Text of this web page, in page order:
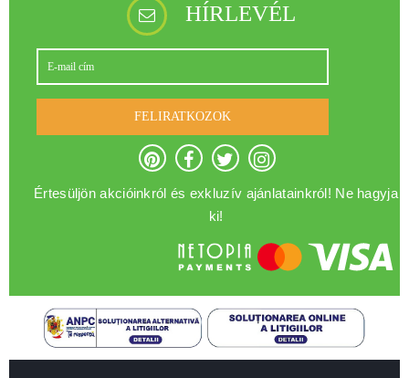
HÍRLEVÉL
FELIRATKOZOK
Értesüljön akcióinkról és exkluzív ajánlatainkról! Ne hagyja
ki!